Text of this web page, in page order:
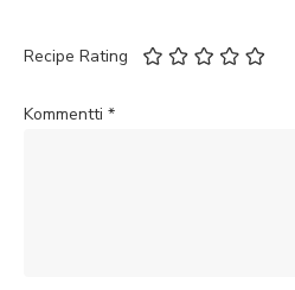
Recipe Rating
Kommentti *